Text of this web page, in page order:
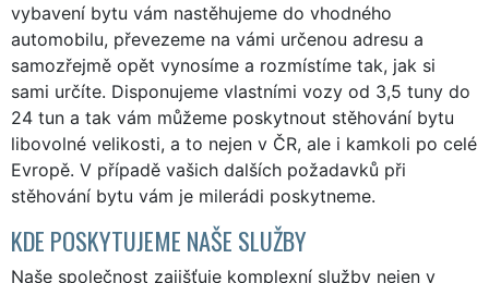
vybavení bytu vám nastěhujeme do vhodného
automobilu, převezeme na vámi určenou adresu a
samozřejmě opět vynosíme a rozmístíme tak, jak si
sami určíte. Disponujeme vlastními vozy od 3,5 tuny do
24 tun a tak vám můžeme poskytnout stěhování bytu
libovolné velikosti, a to nejen v ČR, ale i kamkoli po celé
Evropě. V případě vašich dalších požadavků při
stěhování bytu vám je milerádi poskytneme.
KDE POSKYTUJEME NAŠE SLUŽBY
Naše společnost zajišťuje komplexní služby nejen v